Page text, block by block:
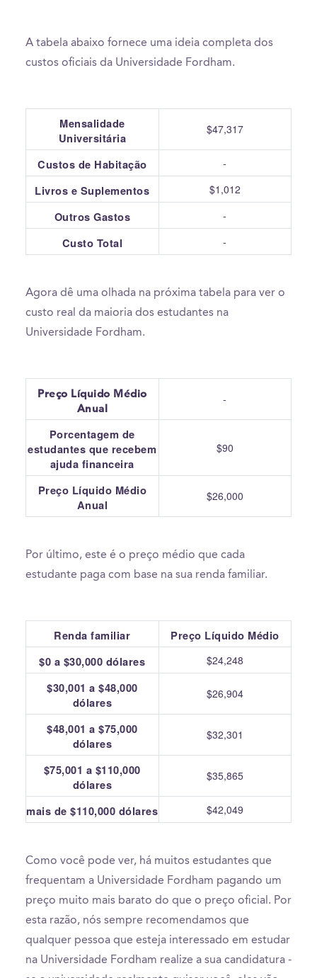
A tabela abaixo fornece uma ideia completa dos
custos oficiais da Universidade Fordham.
Mensalidade
Universitária
$47,317
Custos de Habitação -
Livros e Suplementos $1,012
Outros Gastos -
Custo Total -
Agora dê uma olhada na próxima tabela para ver o
custo real da maioria dos estudantes na
Universidade Fordham.
Preço Líquido Médio
Anual
-
Porcentagem de
estudantes que recebem
ajuda financeira
$90
Preço Líquido Médio
Anual
$26,000
Por último, este é o preço médio que cada
estudante paga com base na sua renda familiar.
Renda familiar
Preço Líquido Médio
$0 a $30,000 dólares
$24,248
$30,001 a $48,000
dólares
$26,904
$48,001 a $75,000
dólares
$32,301
$75,001 a $110,000
dólares
$35,865
mais de $110,000 dólares $42,049
Como você pode ver, há muitos estudantes que
frequentam a Universidade Fordham pagando um
preço muito mais barato do que o preço oficial. Por
esta razão, nós sempre recomendamos que
qualquer pessoa que esteja interessado em estudar
na Universidade Fordham realize a sua candidatura -